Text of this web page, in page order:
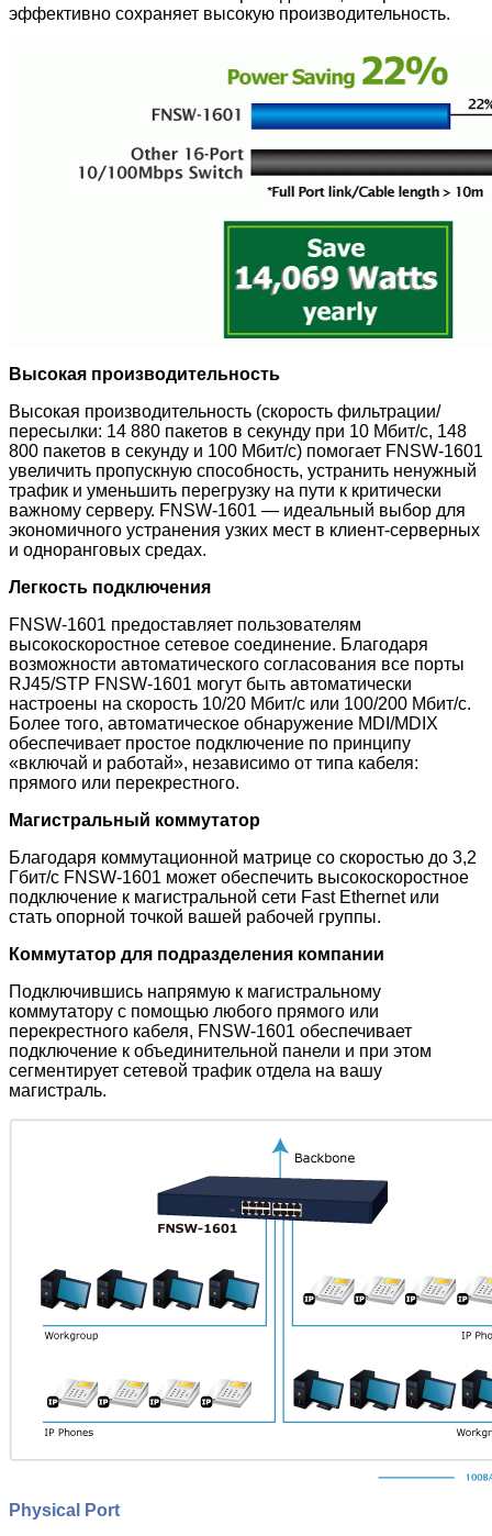
эффективно сохраняет высокую производительность.
Высокая производительность
Высокая производительность (скорость фильтрации/
пересылки: 14 880 пакетов в секунду при 10 Мбит/с, 148
800 пакетов в секунду и 100 Мбит/с) помогает FNSW-1601
увеличить пропускную способность, устранить ненужный
трафик и уменьшить перегрузку на пути к критически
важному серверу. FNSW-1601 — идеальный выбор для
экономичного устранения узких мест в клиент-серверных
и одноранговых средах.
Легкость подключения
FNSW-1601 предоставляет пользователям
высокоскоростное сетевое соединение. Благодаря
возможности автоматического согласования все порты
RJ45/STP FNSW-1601 могут быть автоматически
настроены на скорость 10/20 Мбит/с или 100/200 Мбит/с.
Более того, автоматическое обнаружение MDI/MDIX
обеспечивает простое подключение по принципу
«включай и работай», независимо от типа кабеля:
прямого или перекрестного.
Магистральный коммутатор
Благодаря коммутационной матрице со скоростью до 3,2
Гбит/с FNSW-1601 может обеспечить высокоскоростное
подключение к магистральной сети Fast Ethernet или
стать опорной точкой вашей рабочей группы.
Коммутатор для подразделения компании
Подключившись напрямую к магистральному
коммутатору с помощью любого прямого или
перекрестного кабеля, FNSW-1601 обеспечивает
подключение к объединительной панели и при этом
сегментирует сетевой трафик отдела на вашу
магистраль.
Physical Port